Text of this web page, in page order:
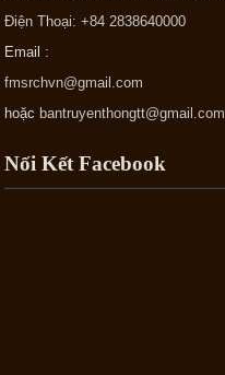
Điện Thoại: +84 2838640000
Email :
fmsrchvn@gmail.com
hoặcbantruyenthongtt@gmail.com
Nối Kết Facebook